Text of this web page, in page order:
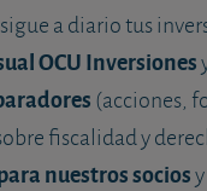
a diario tus
OCU Inversiones
(acciones,
fiscalidad y
nuestros socios